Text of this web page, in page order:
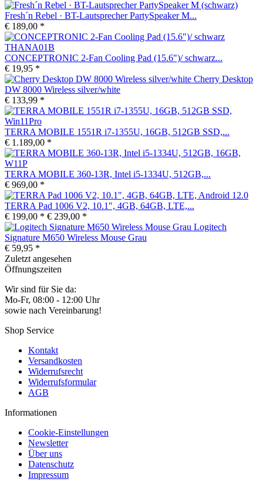
Fresh´n Rebel · BT-Lautsprecher PartySpeaker M...
€ 189,00 *
CONCEPTRONIC 2-Fan Cooling Pad (15.6")/ schwarz...
€ 19,95 *
Cherry Desktop
DW 8000 Wireless silver/white
€ 133,99 *
TERRA MOBILE 1551R i7-1355U, 16GB, 512GB SSD,...
€ 1.189,00 *
TERRA MOBILE 360-13R, Intel i5-1334U, 512GB,...
€ 969,00 *
TERRA Pad 1006 V2, 10.1", 4GB, 64GB, LTE,...
€ 199,00 * € 239,00 *
Logitech
Signature M650 Wireless Mouse Grau
€ 59,95 *
Zuletzt angesehen
Öffnungszeiten
Wir sind für Sie da:
Mo-Fr, 08:00 - 12:00 Uhr
sowie nach Vereinbarung!
Shop Service
Kontakt
Versandkosten
Widerrufsrecht
Widerrufsformular
AGB
Informationen
Cookie-Einstellungen
Newsletter
Über uns
Datenschutz
Impressum